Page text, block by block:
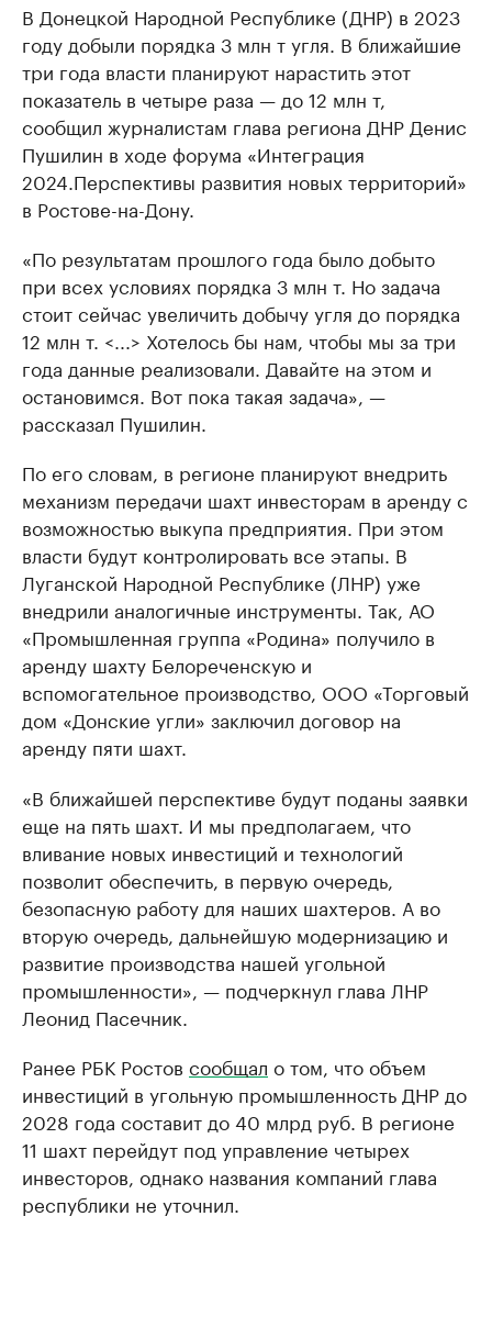
В Донецкой Народной Республике (ДНР) в 2023
году добыли порядка 3 млн т угля. В ближайшие
три года власти планируют нарастить этот
показатель в четыре раза — до 12 млн т,
сообщил журналистам глава региона ДНР Денис
Пушилин в ходе форума «Интеграция
2024.Перспективы развития новых территорий»
в Ростове-на-Дону.
«По результатам прошлого года было добыто
при всех условиях порядка 3 млн т. Но задача
стоит сейчас увеличить добычу угля до порядка
12 млн т. <...> Хотелось бы нам, чтобы мы за три
года данные реализовали. Давайте на этом и
остановимся. Вот пока такая задача», —
рассказал Пушилин.
По его словам, в регионе планируют внедрить
механизм передачи шахт инвесторам в аренду с
возможностью выкупа предприятия. При этом
власти будут контролировать все этапы. В
Луганской Народной Республике (ЛНР) уже
внедрили аналогичные инструменты. Так, АО
«Промышленная группа «Родина» получило в
аренду шахту Белореченскую и
вспомогательное производство, ООО «Торговый
дом «Донские угли» заключил договор на
аренду пяти шахт.
«В ближайшей перспективе будут поданы заявки
еще на пять шахт. И мы предполагаем, что
вливание новых инвестиций и технологий
позволит обеспечить, в первую очередь,
безопасную работу для наших шахтеров. А во
вторую очередь, дальнейшую модернизацию и
развитие производства нашей угольной
промышленности», — подчеркнул глава ЛНР
Леонид Пасечник.
Ранее РБК Ростов сообщал о том, что объем
инвестиций в угольную промышленность ДНР до
2028 года составит до 40 млрд руб. В регионе
11 шахт перейдут под управление четырех
инвесторов, однако названия компаний глава
республики не уточнил.